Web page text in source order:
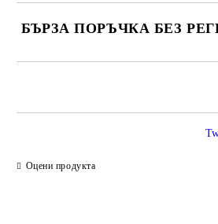
БЪРЗА ПОРЪЧКА БЕЗ
Оцени продукта